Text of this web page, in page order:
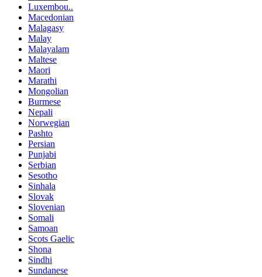
Luxembou..
Macedonian
Malagasy
Malay
Malayalam
Maltese
Maori
Marathi
Mongolian
Burmese
Nepali
Norwegian
Pashto
Persian
Punjabi
Serbian
Sesotho
Sinhala
Slovak
Slovenian
Somali
Samoan
Scots Gaelic
Shona
Sindhi
Sundanese